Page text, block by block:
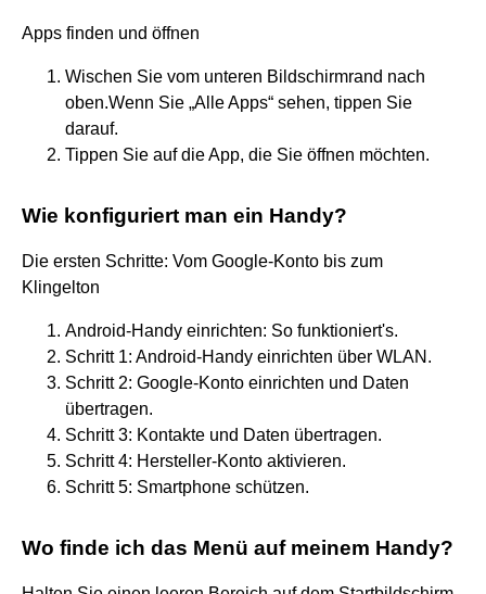
Apps finden und öffnen
Wischen Sie vom unteren Bildschirmrand nach
oben.Wenn Sie „Alle Apps“ sehen, tippen Sie
darauf.
Tippen Sie auf die App, die Sie öffnen möchten.
Wie konfiguriert man ein Handy?
Die ersten Schritte: Vom Google-Konto bis zum
Klingelton
Android-Handy einrichten: So funktioniert's.
Schritt 1: Android-Handy einrichten über WLAN.
Schritt 2: Google-Konto einrichten und Daten
übertragen.
Schritt 3: Kontakte und Daten übertragen.
Schritt 4: Hersteller-Konto aktivieren.
Schritt 5: Smartphone schützen.
Wo finde ich das Menü auf meinem Handy?